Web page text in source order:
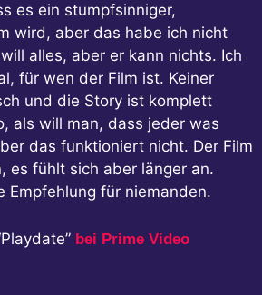
es ein stumpfsinniger,
wird, aber das habe ich nicht
alles, aber er kann nichts. Ich
für wen der Film ist. Keiner
und die Story ist komplett
als will man, dass jeder was
das funktioniert nicht. Der Film
es fühlt sich aber länger an.
Empfehlung für niemanden.
bei Prime Video